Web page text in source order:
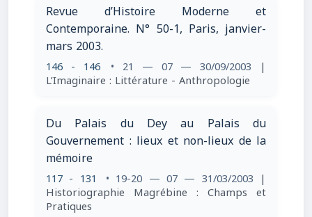
Revue d’Histoire Moderne et
Contemporaine. N° 50-1, Paris, janvier-
mars 2003.
146 - 146 • 21 — 07 — 30/09/2003 |
L’Imaginaire : Littérature - Anthropologie
Du Palais du Dey au Palais du
Gouvernement : lieux et non-lieux de la
mémoire
117 - 131 • 19-20 — 07 — 31/03/2003 |
Historiographie Magrébine : Champs et
Pratiques